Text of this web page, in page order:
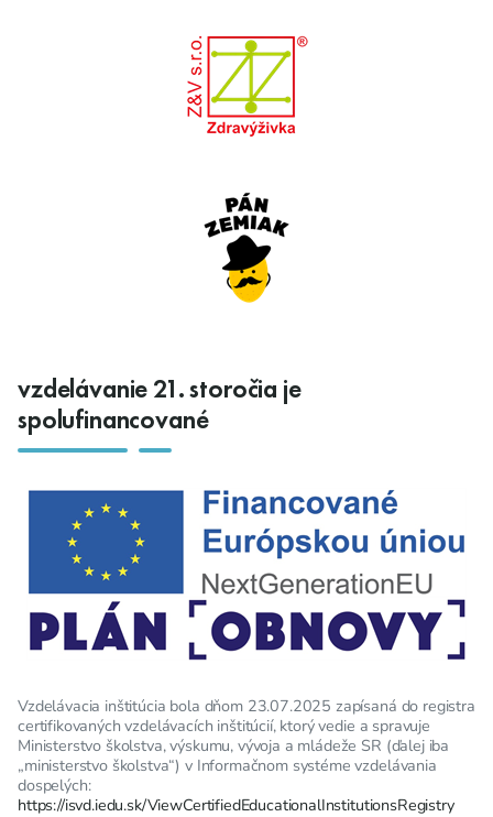
vzdelávanie 21. storočia je
spolufinancované
Vzdelávacia inštitúcia bola dňom 23.07.2025 zapísaná do registra
certifikovaných vzdelávacích inštitúcií, ktorý vedie a spravuje
Ministerstvo školstva, výskumu, vývoja a mládeže SR (ďalej iba
„ministerstvo školstva“) v Informačnom systéme vzdelávania
dospelých:
https://isvd.iedu.sk/ViewCertifiedEducationalInstitutionsRegistry